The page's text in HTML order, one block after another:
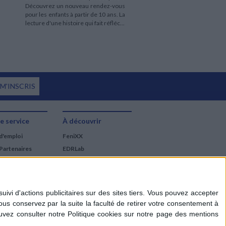
Découvrez un nouveau rendez-vous
pour les enfants à partir de 10 ans. La
lecture d'une histoire qui fait réfléc...
M'INSCRIS
service À découvrir
FeniXX
EDRLab
Cercle de la librairie
Les chèques cadeaux
Mollat